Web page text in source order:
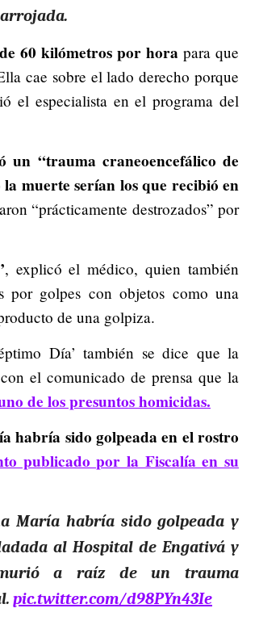
60 kilómetros por hora para que
cae sobre el lado derecho porque
el especialista en el programa del
un “trauma craneoencefálico de
muerte serían los que recibió en
“prácticamente destrozados” por
, explicó el médico, quien también
por golpes con objetos como una
de una golpiza.
Día’ también se dice que la
el comunicado de prensa que la
de los presuntos homicidas.
habría sido golpeada en el rostro
publicado por la Fiscalía en su
María habría sido golpeada y
al Hospital de Engativá y
a raíz de un trauma
pic.twitter.com/d98PYn43Ie